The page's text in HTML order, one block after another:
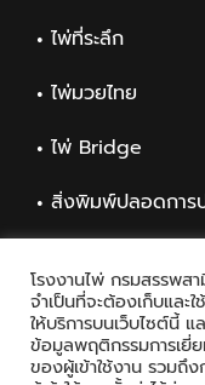
ไพ่ที่ระลึก
ไพ่มวยไทย
ไพ่ Bridge
สิ่งพิมพ์ปลอดการ
โรงงานไพ่ กรมสรรพส
จำเป็นที่จะต้องเก็บและ
ให้บริการบนเว็บไซต์นี้ แ
ข้อมูลพฤติกรรมการเยี่
ของผู้เข้าใช้งาน รวมถึ